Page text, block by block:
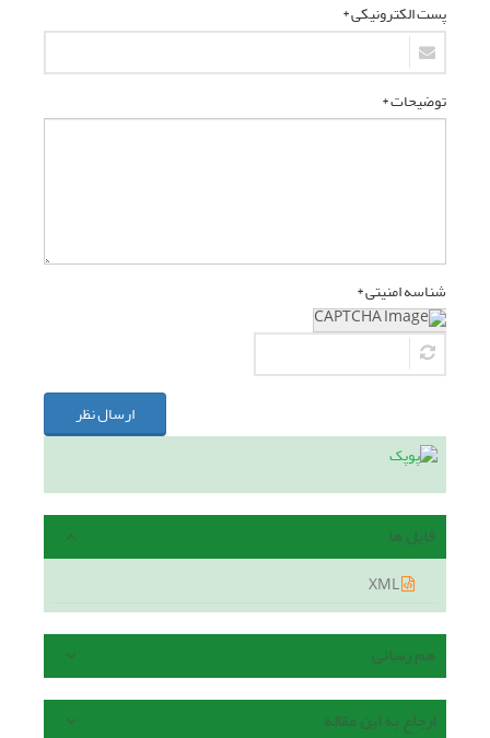
پست الکترونیکی *
توضیحات *
شناسه امنیتی *
ارسال نظر
فایل ها
هم رسانی
ارجاع به این مقاله